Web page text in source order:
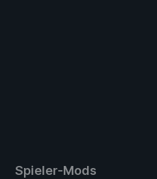
Spieler-Mods